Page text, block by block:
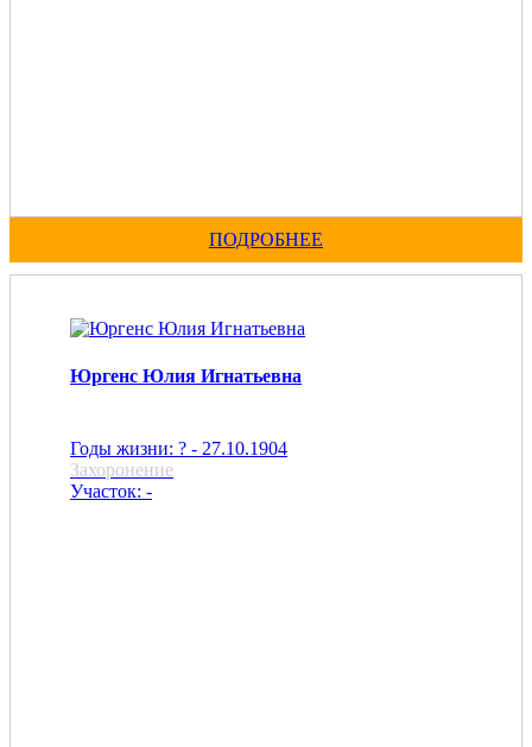
ПОДРОБНЕЕ
Юргенс Юлия Игнатьевна
Годы жизни: ? - 27.10.1904
Захоронение
Участок: -